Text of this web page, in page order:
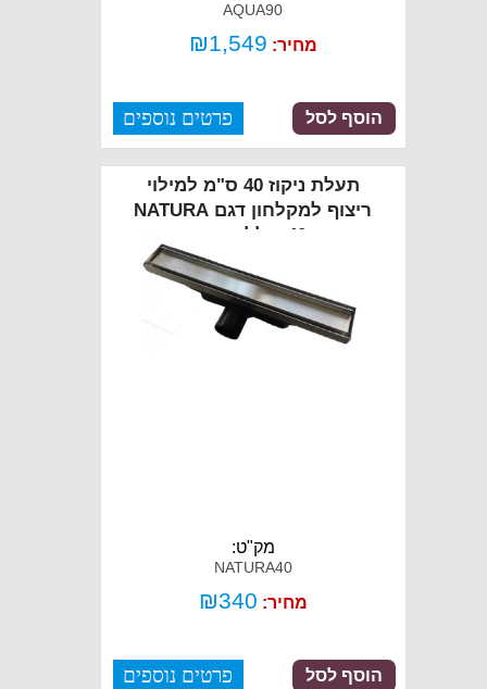
AQUA90
מחיר: ₪1,549
פרטים נוספים הוסף לסל
תעלת ניקוז 40 ס"מ למילוי
ריצוף למקלחון דגם NATURA
40 כולל כיסוי
מק"ט:
NATURA40
מחיר: ₪340
פרטים נוספים הוסף לסל